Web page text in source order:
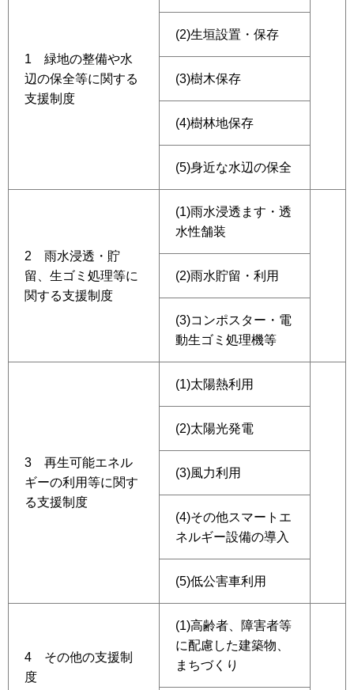
1 緑地の整備や水
辺の保全等に関する
支援制度
(2)生垣設置・保存
(3)樹木保存
(4)樹林地保存
(5)身近な水辺の保全
2 雨水浸透・貯
留、生ゴミ処理等に
関する支援制度
(1)雨水浸透ます・透
水性舗装
(2)雨水貯留・利用
(3)コンポスター・電
動生ゴミ処理機等
3 再生可能エネル
ギーの利用等に関す
る支援制度
(1)太陽熱利用
(2)太陽光発電
(3)風力利用
(4)その他スマートエ
ネルギー設備の導入
(5)低公害車利用
4 その他の支援制
度
(1)高齢者、障害者等
に配慮した建築物、
まちづくり